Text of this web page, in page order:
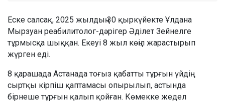
Еске салсақ, 2025 жылдың 30 қыркүйекте Ұлдана
Мырзуан реабилитолог-дәрігер Әділет Зейнелге
тұрмысқа шыққан. Екеуі 8 жыл көңіл жарастырып
жүрген еді.
8 қарашада Астанада тоғыз қабатты тұрғын үйдің
сыртқы кірпіш қаптамасы опырылып, астында
бірнеше тұрғын қалып қойған. Көмекке жедел